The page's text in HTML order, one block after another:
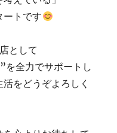
ートです
として
を全力でサポートし
をどうぞよろしく